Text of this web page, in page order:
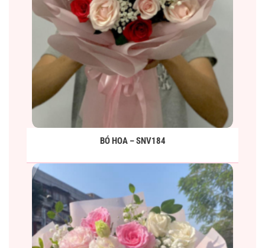
BÓ HOA – SNV184